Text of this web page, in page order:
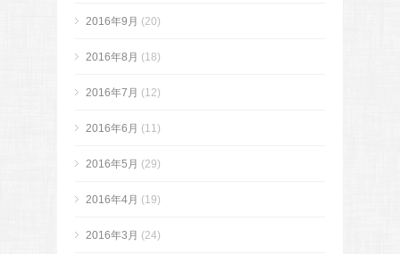
2016年9月 (20)
2016年8月 (18)
2016年7月 (12)
2016年6月 (11)
2016年5月 (29)
2016年4月 (19)
2016年3月 (24)